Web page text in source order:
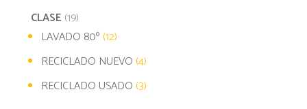
CLASE(19)
LAVADO 80º (12)
RECICLADO NUEVO (4)
RECICLADO USADO (3)